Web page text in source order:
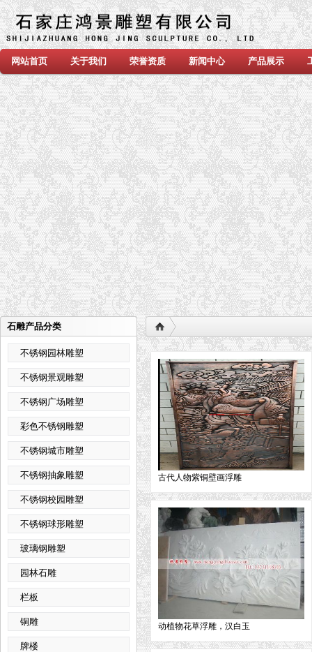
网站首页 关于我们 荣誉资质 新闻中心 产品展示
石雕产品分类
不锈钢园林雕塑
不锈钢景观雕塑
不锈钢广场雕塑
彩色不锈钢雕塑
不锈钢城市雕塑
不锈钢抽象雕塑
不锈钢校园雕塑
不锈钢球形雕塑
玻璃钢雕塑
园林石雕
栏板
铜雕
牌楼
古代人物紫铜壁画浮雕
动植物花草浮雕，汉白玉